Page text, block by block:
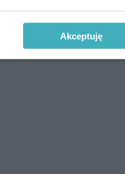
Akceptuję